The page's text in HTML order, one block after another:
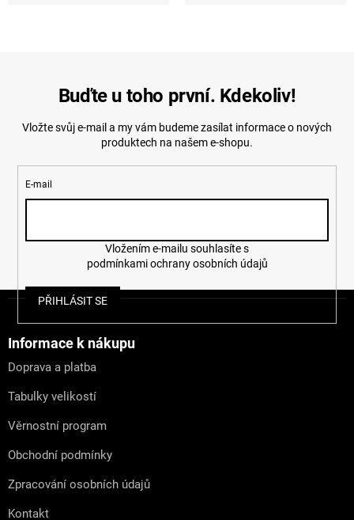
Buďte u toho první. Kdekoliv!
Vložte svůj e-mail a my vám budeme zasílat informace o nových
produktech na našem e-shopu.
E-mail
podmínkami ochrany osobních údajů
PŘIHLÁSIT SE
Informace k nákupu
Doprava a platba
Tabulky velikostí
Věrnostní program
Obchodní podmínky
Zpracování osobních údajů
Kontakt